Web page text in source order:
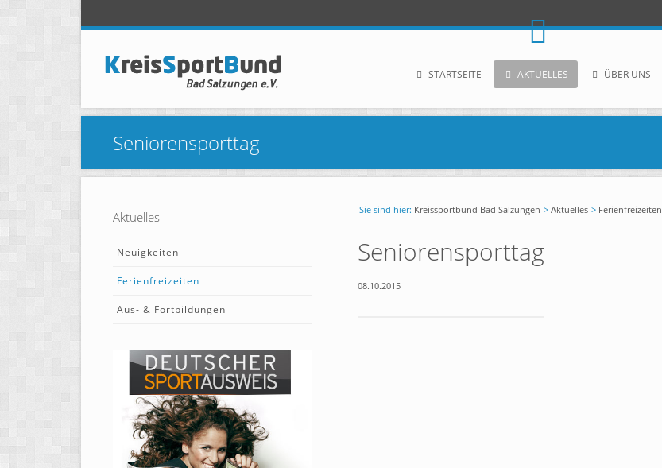
STARTSEITE AKTUELLES ÜBER UNS
Seniorensporttag
Kreissportbund Bad Salzungen Aktuelles Ferienfreizeiten
Seniorensporttag
08.10.2015
Aktuelles
Neuigkeiten
Ferienfreizeiten
Aus- & Fortbildungen